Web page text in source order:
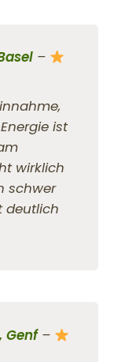
–
ist
wirklich
schwer
deutlich
Genf–